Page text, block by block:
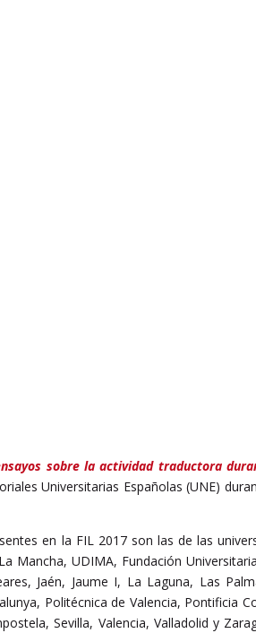
sobre la actividad traductora
Universitarias Españolas (UNE)
en la FIL 2017 son las de las
Mancha, UDIMA, Fundación
Jaén, Jaume I, La Laguna, Las
Politécnica de Valencia, Pontificia
Sevilla, Valencia, Valladolid y